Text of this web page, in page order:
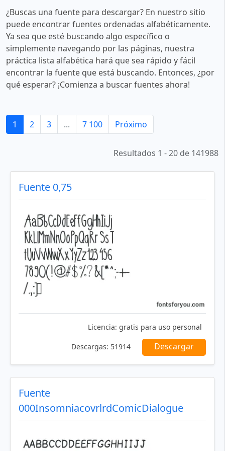
¿Buscas una fuente para descargar? En nuestro sitio
puede encontrar fuentes ordenadas alfabéticamente.
Ya sea que esté buscando algo específico o
simplemente navegando por las páginas, nuestra
práctica lista alfabética hará que sea rápido y fácil
encontrar la fuente que está buscando. Entonces, ¿por
qué esperar? ¡Comienza a buscar fuentes ahora!
1 2 3 ... 7 100 Próximo
Resultados 1 - 20 de 141988
Fuente 0,75
Licencia: gratis para uso personal
Descargas: 51914 Descargar
Fuente
000InsomniacovrlrdComicDialogue